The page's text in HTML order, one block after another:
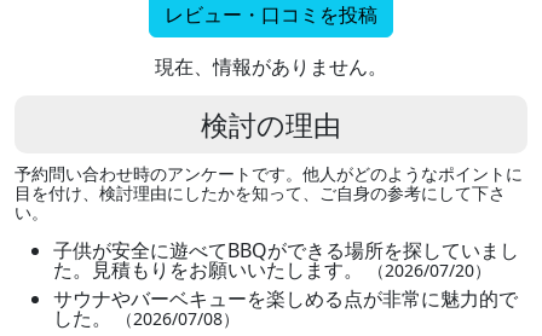
レビュー・口コミを投稿
現在、情報がありません。
検討の理由
予約問い合わせ時のアンケートです。他人がどのようなポイントに
目を付け、検討理由にしたかを知って、ご自身の参考にして下さ
い。
子供が安全に遊べてBBQができる場所を探していまし
た。見積もりをお願いいたします。 （2026/07/20）
サウナやバーベキューを楽しめる点が非常に魅力的で
した。 （2026/07/08）